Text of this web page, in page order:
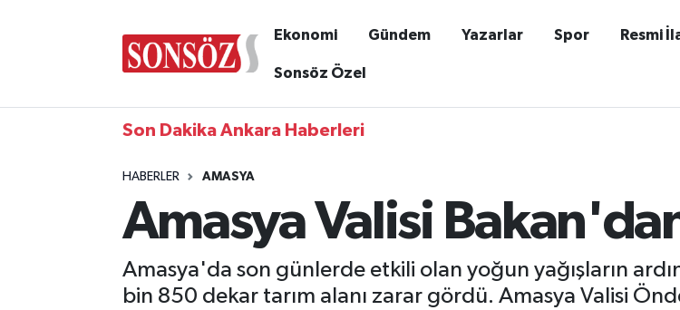
Ekonomi Gündem Yazarlar Spor Resmi
Sonsöz Özel
Son Dakika Ankara Haberleri
HABERLER AMASYA
Amasya Valisi Bakan'dan
Amasya'da son günlerde etkili olan yoğun yağışların
bin 850 dekar tarım alanı zarar gördü. Amasya Valisi